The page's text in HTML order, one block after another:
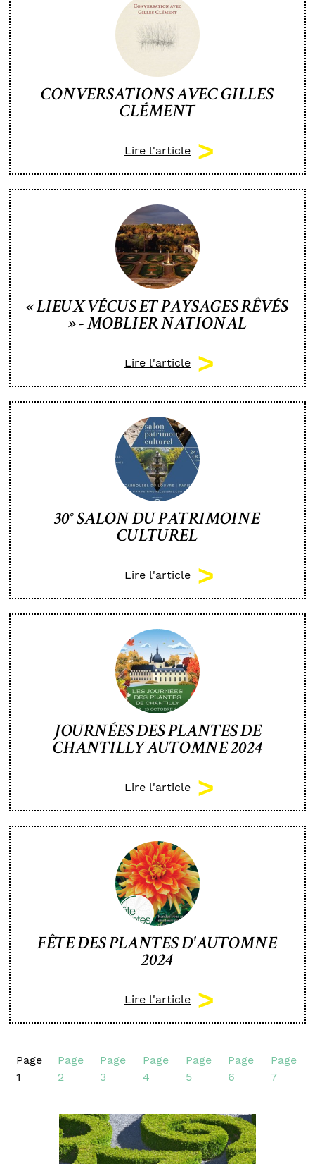
CONVERSATIONS AVEC GILLES
CLÉMENT
Lire l'article
« LIEUX VÉCUS ET PAYSAGES RÊVÉS
» - MOBLIER NATIONAL
Lire l'article
30° SALON DU PATRIMOINE
CULTUREL
Lire l'article
JOURNÉES DES PLANTES DE
CHANTILLY AUTOMNE 2024
Lire l'article
FÊTE DES PLANTES D'AUTOMNE
2024
Lire l'article
Page
1
Page
2
Page
3
Page
4
Page
5
Page
6
Page
7